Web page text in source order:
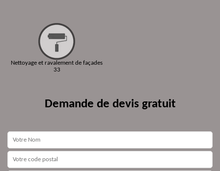
Nettoyage et ravalement de façades
33
Demande de devis gratuit